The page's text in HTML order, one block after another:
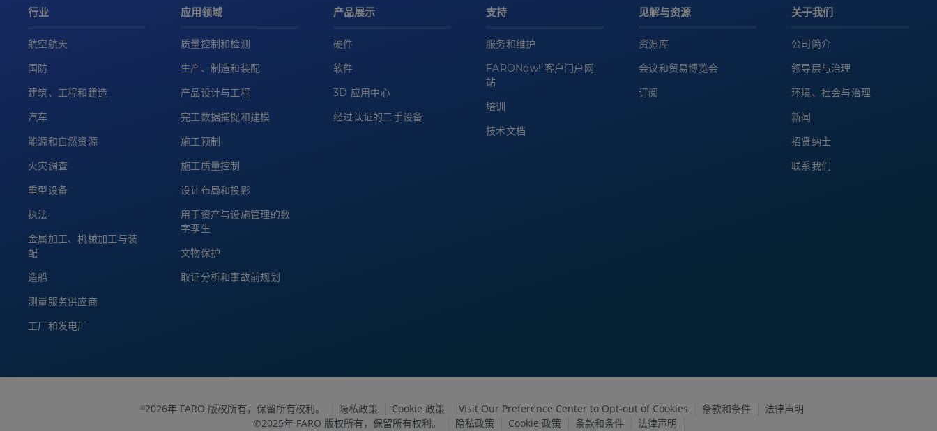
行业
航空航天
国防
建筑、工程和建造
汽车
能源和自然资源
火灾调查
重型设备
执法
金属加工、机械加工与装
配
造船
测量服务供应商
工厂和发电厂
应用领域
质量控制和检测
生产、制造和装配
产品设计与工程
完工数据捕捉和建模
施工预制
施工质量控制
设计布局和投影
用于资产与设施管理的数
字孪生
文物保护
取证分析和事故前规划
产品展示
硬件
软件
3D 应用中心
经过认证的二手设备
支持
服务和维护
FARONow! 客户门户网
站
培训
技术文档
见解与资源
资源库
会议和贸易博览会
订阅
关于我们
公司简介
领导层与治理
环境、社会与治理
新闻
招贤纳士
联系我们
©2026年 FARO 版权所有，保留所有权利。 隐私政策 Cookie 政策 Visit Our Preference Center to Opt-out of Cookies 条款和条件
法律声明
©2025年 FARO 版权所有，保留所有权利。
隐私政策 Cookie 政策 条款和条件 法律声明